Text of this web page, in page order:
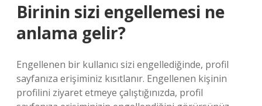
Birinin sizi engellemesi ne
anlama gelir?
Engellenen bir kullanıcı sizi engellediğinde, profil
sayfanıza erişiminiz kısıtlanır. Engellenen kişinin
profilini ziyaret etmeye çalıştığınızda, profil